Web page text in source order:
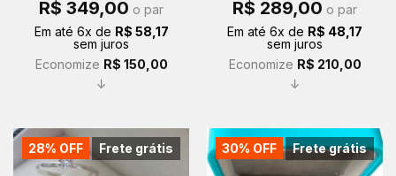
preço
era:
R$ 499,00.
R$ 349,00 preço
é:
o par
Em até 6x de R$ 58,17
sem juros
Economize R$ 150,00
↓
preço
era:
R$ 499,00.
R$ 289,00 preço
é:
o par
Em até 6x de R$ 48,17
sem juros
Economize R$ 210,00
↓
Frete grátis
28% OFF Frete grátis
30% OFF